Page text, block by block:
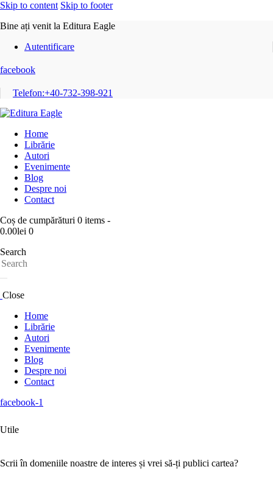
Skip to content Skip to footer
Bine ați venit la Editura Eagle
Autentificare
facebook
Telefon:+40-732-398-921
Home
Librărie
Autori
Evenimente
Blog
Despre noi
Contact
Coș de cumpărături 0 items -
0.00lei 0
Search
Close
Home
Librărie
Autori
Evenimente
Blog
Despre noi
Contact
facebook-1
Utile
Scrii în domeniile noastre de interes și vrei să-ți publici cartea?